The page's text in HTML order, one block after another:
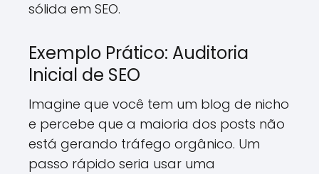
sólida em SEO.
Exemplo Prático: Auditoria
Inicial de SEO
Imagine que você tem um blog de nicho
e percebe que a maioria dos posts não
está gerando tráfego orgânico. Um
passo rápido seria usar uma